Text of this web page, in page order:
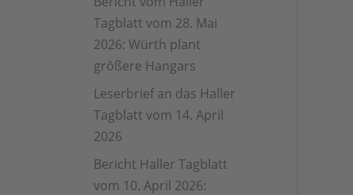
Tagblatt vom 28. Mai
2026: Würth plant
größere Hangars
Leserbrief an das Haller
Tagblatt vom 14. April
2026
Bericht Haller Tagblatt
vom 10. April 2026: